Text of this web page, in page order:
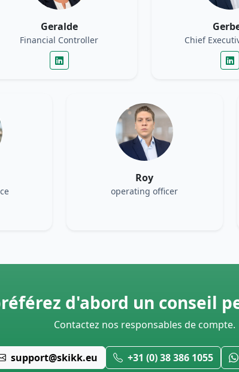
Geralde
Financial Controller Chief
Roy
operating officer
d'abord un conseil
Contactez nos responsables de compte.
support@skikk.eu +31 (0) 38 386 1055